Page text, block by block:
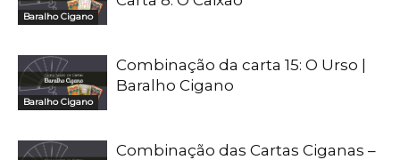
Baralho Cigano
Baralho Cigano
Combinação da carta 15: O Urso |
Baralho Cigano
Combinação das Cartas Ciganas –